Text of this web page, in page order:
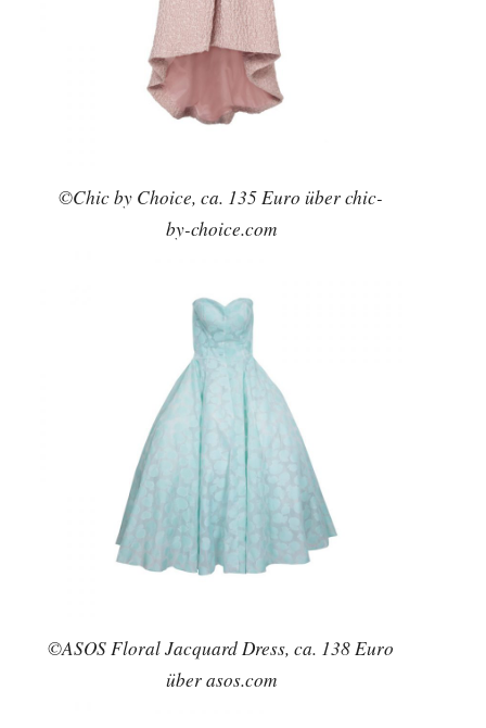
©Chic by Choice, ca. 135 Euro über chic-
by-choice.com
©ASOS Floral Jacquard Dress, ca. 138 Euro
über asos.com